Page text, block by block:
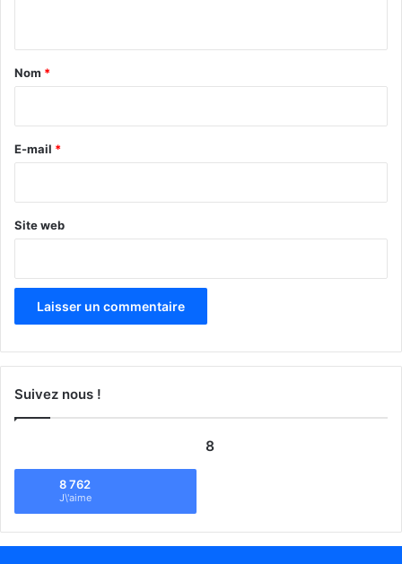
a
e
Nom *
E-mail *
Site web
Suivez nous !
8
8 762
J\'aime